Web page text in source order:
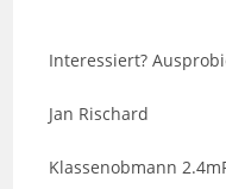
Interessiert?
Jan Rischard
Klassenobmann